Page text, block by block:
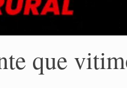
que